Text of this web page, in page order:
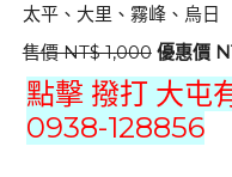
太平、大里、霧峰、烏日
售價 NT$ 1,000 優惠價
點擊 撥打 大屯
0938-128856